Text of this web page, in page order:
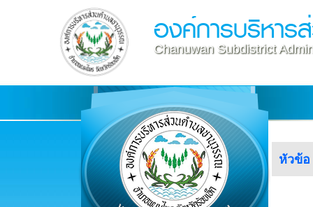
องค์การบริหาร
Chanuwan Subdistrict
หัวข้อ